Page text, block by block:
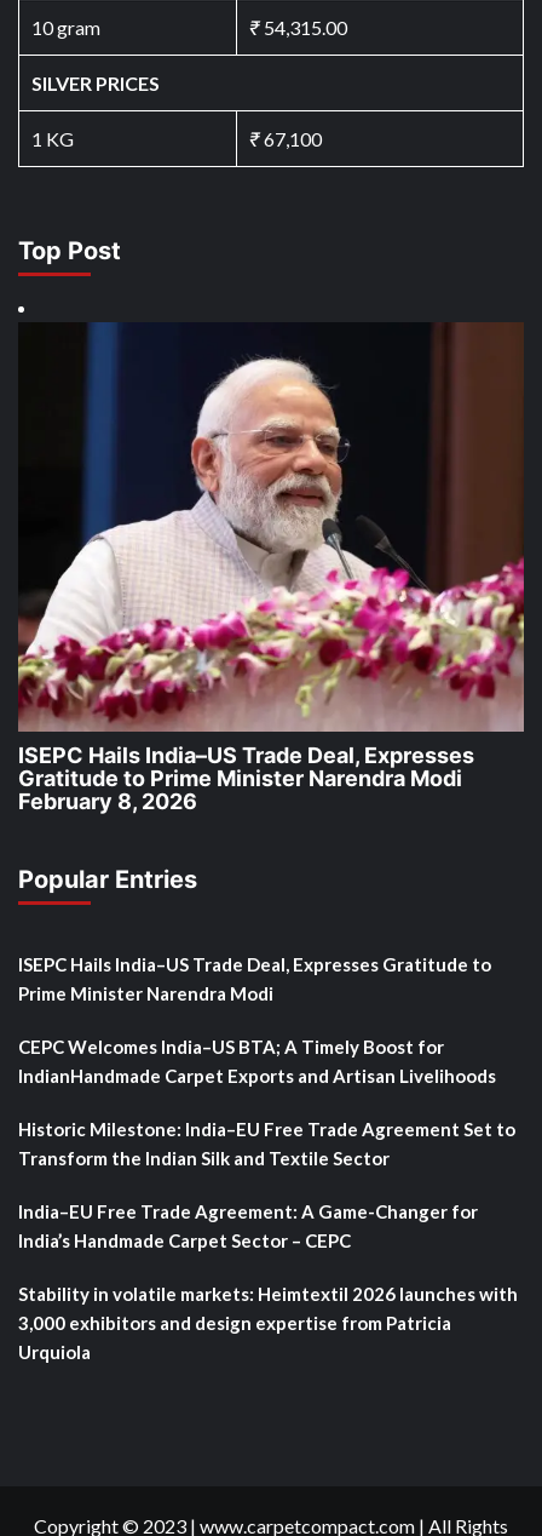
10 gram ₹54,315.00
SILVER PRICES
1 KG ₹67,100
Top Post
ISEPC Hails India–US Trade Deal, Expresses
Gratitude to Prime Minister Narendra Modi
February 8, 2026
Popular Entries
ISEPC Hails India–US Trade Deal, Expresses Gratitude to
Prime Minister Narendra Modi
CEPC Welcomes India–US BTA; A Timely Boost for
IndianHandmade Carpet Exports and Artisan Livelihoods
Historic Milestone: India–EU Free Trade Agreement Set to
Transform the Indian Silk and Textile Sector
India–EU Free Trade Agreement: A Game-Changer for
India’s Handmade Carpet Sector – CEPC
Stability in volatile markets: Heimtextil 2026 launches with
3,000 exhibitors and design expertise from Patricia
Urquiola
Copyright © 2023 | www.carpetcompact.com | All Rights